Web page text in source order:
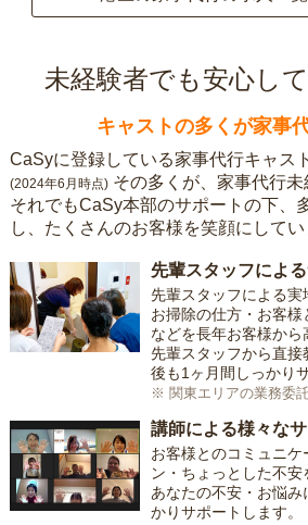
未経験者でも安心し
キャストの多くが家事
CaSyに登録している家事代行キャス
(2024年6月時点) その多くが、家事代行未
それでもCaSy本部のサポートの下、
し、たくさんのお客様を笑顔にしてい
先輩スタッフによ
先輩スタッフによる実
お掃除の仕方・お客
などを長年お客様か
先輩スタッフから直
後も1ヶ月間しっかり
※ 関東エリアの業務委
講師による様々な
お客様とのコミュニ
ン・ちょっとした不
あなたの不安・お悩
かりサポートします。